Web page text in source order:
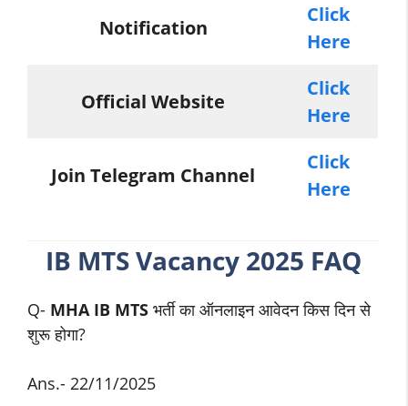
Notification
Click
Here
Official Website
Click
Here
Join Telegram Channel
Click
Here
IB MTS Vacancy 2025 FAQ
Q- MHA IB MTS भर्ती का ऑनलाइन आवेदन किस दिन से
शुरू होगा?
Ans.- 22/11/2025